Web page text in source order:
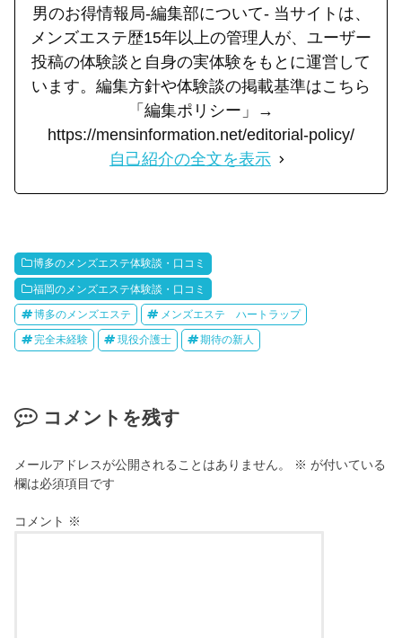
男のお得情報局-編集部について- 当サイトは、
メンズエステ歴15年以上の管理人が、ユーザー
投稿の体験談と自身の実体験をもとに運営して
います。編集方針や体験談の掲載基準はこちら
「編集ポリシー」→
https://mensinformation.net/editorial-policy/
自己紹介の全文を表示
博多のメンズエステ体験談・口コミ
福岡のメンズエステ体験談・口コミ
博多のメンズエステ メンズエステ ハートラップ
完全未経験 現役介護士 期待の新人
コメントを残す
メールアドレスが公開されることはありません。 ※ が付いている
欄は必須項目です
コメント ※